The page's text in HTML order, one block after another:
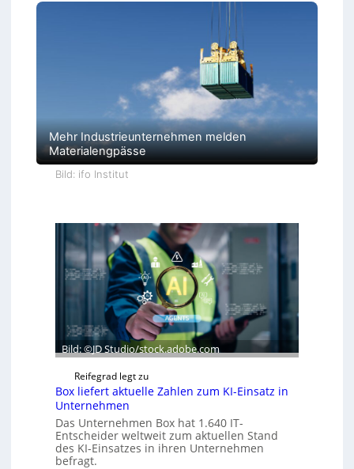
Mehr Industrieunternehmen melden
Materialengpässe
Bild: ifo Institut
Bild: ©JD Studio/stock.adobe.com
Reifegrad legt zu
Box liefert aktuelle Zahlen zum KI-Einsatz in
Unternehmen
Das Unternehmen Box hat 1.640 IT-
Entscheider weltweit zum aktuellen Stand
des KI-Einsatzes in ihren Unternehmen
befragt.